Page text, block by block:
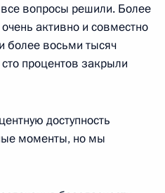
3
вопросы решили. Более
активно и совместно
более восьми тысяч
процентов закрыли
доступность
моменты, но мы